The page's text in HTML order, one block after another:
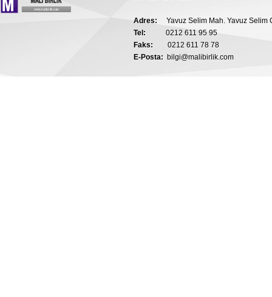
Adres: Yavuz Selim Mah. Yavuz Selim
Tel: 0212 611 95 95
Faks: 0212 611 78 78
E-Posta: bilgi@malibirlik.com